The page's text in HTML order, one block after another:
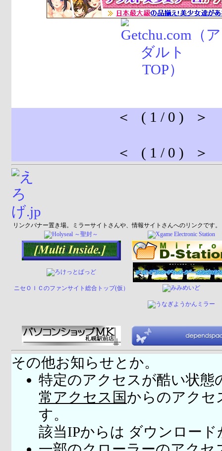
＜ ( 1 / 0 ) ＞
＜ ( 1 / 0 ) ＞
リンクバナー置き場。ミラーサイトさんや、情報サイトさんへのリンクです。
ニセＯＩＣのファンサイト総合トップ(仮）
その他お知らせとか。
特定のアクセスが酷い状態
常アクセス国からのアクセ
す。
該当IPからは ダウンロー